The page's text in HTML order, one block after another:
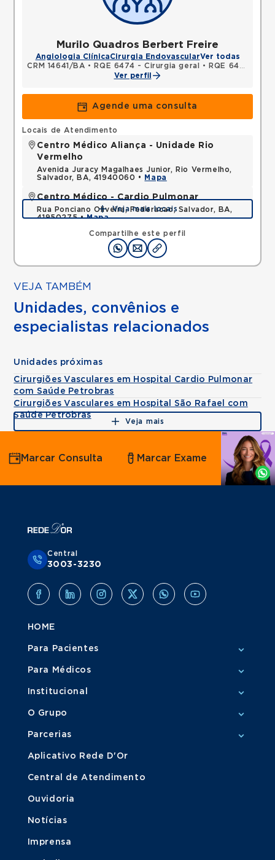
Murilo Quadros Berbert Freire
Angiologia ClínicaCirurgia EndovascularVer todas
CRM 14641/BA • RQE 6474 - Cirurgia geral •
RQE 6477 - Cirurgia vascular
Ver perfil
Agende uma consulta
Compartilhe este perfil
Locais de Atendimento
Centro Médico Aliança - Unidade Rio
Vermelho
Avenida Juracy Magalhaes Junior, Rio Vermelho,
Salvador, BA, 41940060 •
Mapa
Centro Médico - Cardio Pulmonar
Rua Ponciano Oliveira, Federacao, Salvador, BA,
41950275 •Mapa
Veja mais locais
VEJA TAMBÉM
Unidades, convênios e
especialistas relacionados
Unidades próximas
Cirurgiões Vasculares em Hospital Cardio Pulmonar
com Saúde Petrobras
Cirurgiões Vasculares em Hospital São Rafael com
Saúde Petrobras
Veja mais
Agende
por
Whatsapp
Marcar Consulta Marcar Exame
Central
3003-3230
HOME
Para Pacientes
Para Médicos
Institucional
O Grupo
Parcerias
Aplicativo Rede D'Or
Central de Atendimento
Ouvidoria
Notícias
Imprensa